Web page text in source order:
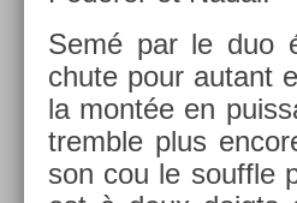
Semé par le duo
chute pour autant
la montée en
tremble plus
son cou le souffle